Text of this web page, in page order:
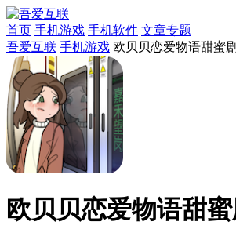
首页 手机游戏 手机软件 文章专题
吾爱互联 手机游戏 欧贝贝恋爱物语甜蜜
欧贝贝恋爱物语甜